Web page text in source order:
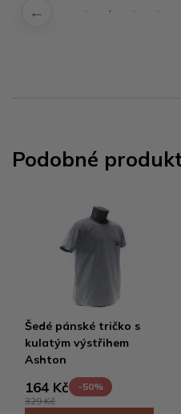
Podobné
Šedé pánské tričko s
kulatým výstřihem
Ashton
164 Kč
-50%
329 Kč